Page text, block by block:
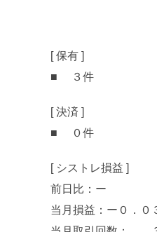
[ 保有 ]
■ ３件
[ 決済 ]
■ ０件
[ シストレ損益 ]
前日比：ー
当月損益：ー０．０